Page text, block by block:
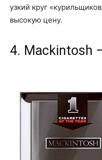
узкий круг
высокую цену.
4. Mackintosh